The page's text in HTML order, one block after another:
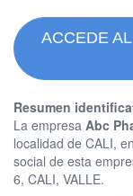
ACCEDE
Resumen
La empresa Abc
localidad de CALI,
social de esta
6, CALI, VALLE.